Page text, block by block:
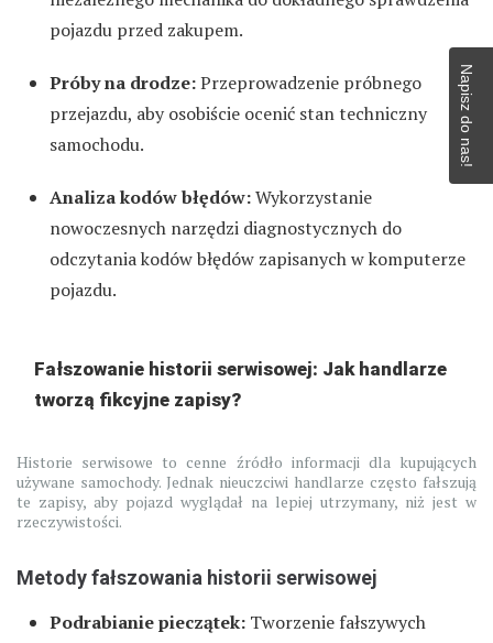
pojazdu przed zakupem.
Próby na drodze:Przeprowadzenie próbnego
przejazdu, aby osobiście ocenić stan techniczny
samochodu.
Analiza kodów błędów:Wykorzystanie
nowoczesnych narzędzi diagnostycznych do
odczytania kodów błędów zapisanych w komputerze
pojazdu.
Fałszowanie historii serwisowej: Jak handlarze
tworzą fikcyjne zapisy?
Historie serwisowe to cenne źródło informacji dla kupujących
używane samochody. Jednak nieuczciwi handlarze często fałszują
te zapisy, aby pojazd wyglądał na lepiej utrzymany, niż jest w
rzeczywistości.
Metody fałszowania historii serwisowej
Podrabianie pieczątek: Tworzenie fałszywych
Napisz do nas!